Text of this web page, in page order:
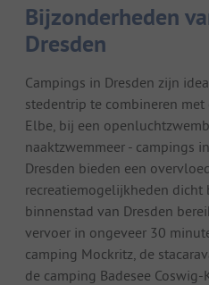
Bijzonderheden
Dresden
Campings in Dresden zijn
stedentrip te combineren met
Elbe, bij een
naaktzwemmeer - campings
Dresden bieden een
recreatiemogelijkheden dicht
binnenstad van Dresden
vervoer in ongeveer 30
camping Mockritz, de
de camping Badesee